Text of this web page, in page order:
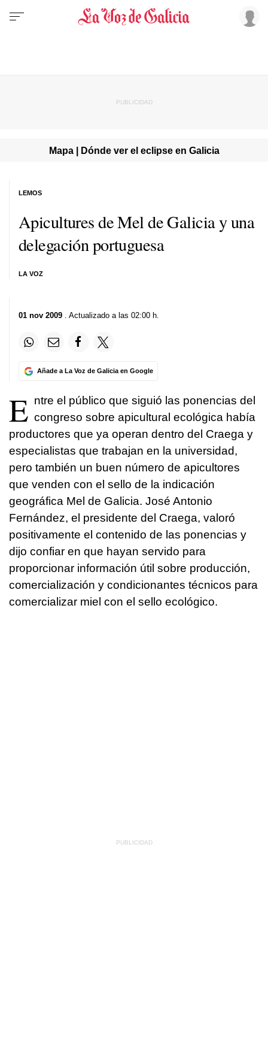
Mapa | Dónde ver el eclipse en Galicia
Apicultures de Mel de Galicia y una
delegación portuguesa
LA VOZ
LEMOS
01 nov 2009 . Actualizado a las 02:00 h.
Añade a La Voz de Galicia en Google
E ntre el público que siguió las ponencias del
congreso sobre apicultural ecológica había
productores que ya operan dentro del Craega y
especialistas que trabajan en la universidad,
pero también un buen número de apicultores
que venden con el sello de la indicación
geográfica Mel de Galicia. José Antonio
Fernández, el presidente del Craega, valoró
positivamente el contenido de las ponencias y
dijo confiar en que hayan servido para
proporcionar información útil sobre producción,
comercialización y condicionantes técnicos para
comercializar miel con el sello ecológico.